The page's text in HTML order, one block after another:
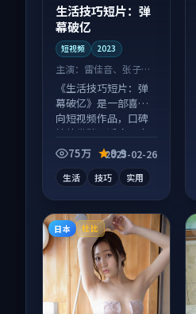
生活技巧短片：弹
幕破亿
短视频 2023
主演： 雷佳音、张子枫
等
《生活技巧短片：弹
幕破亿》是一部喜剧
向短视频作品，口碑
持续发酵，适合周末
一口气刷完。
75万 9.9
2025-02-26
生活 技巧 实用
日本 杜比